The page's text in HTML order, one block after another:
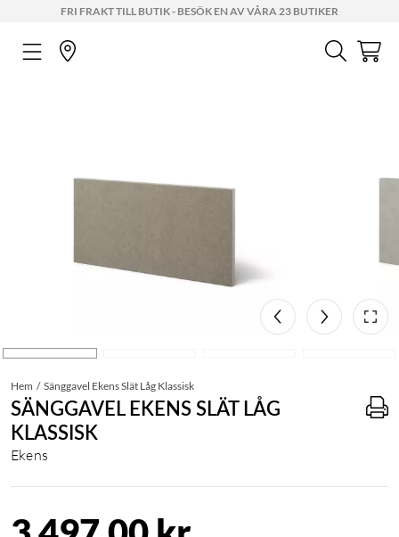
FRI FRAKT TILL BUTIK - BESÖK EN AV VÅRA 23 BUTIKER
Hem Sänggavel Ekens Slät Låg Klassisk
SÄNGGAVEL EKENS SLÄT LÅG
KLASSISK
Ekens